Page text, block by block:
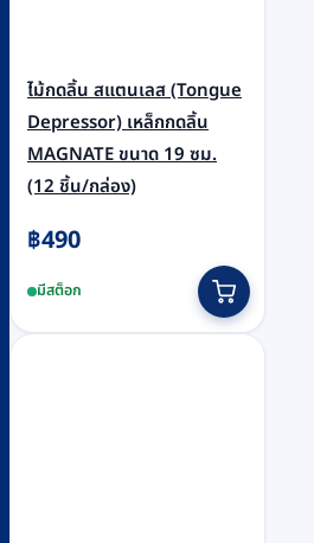
ไม้กดลิ้น สแตนเลส (Tongue
Depressor) เหล็กกดลิ้น
MAGNATE ขนาด 19 ซม.
(12 ชิ้น/กล่อง)
฿490
มีสต็อก